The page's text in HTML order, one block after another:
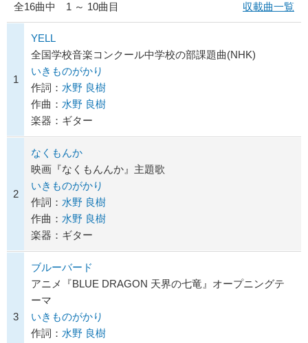
全16曲中 1 ～ 10曲目 収載曲一覧
1
YELL
全国学校音楽コンクール中学校の部課題曲(NHK)
いきものがかり
作詞： 水野 良樹
作曲： 水野 良樹
楽器：ギター
2
なくもんか
映画『なくもんんか』主題歌
いきものがかり
作詞： 水野 良樹
作曲： 水野 良樹
楽器：ギター
3
ブルーバード
アニメ『BLUE DRAGON 天界の七竜』オープニングテ
ーマ
いきものがかり
作詞： 水野 良樹